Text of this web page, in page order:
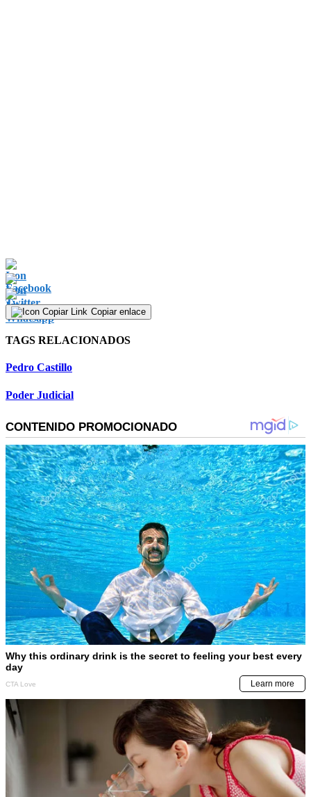
Copiar enlace
TAGS RELACIONADOS
Pedro Castillo
Poder Judicial